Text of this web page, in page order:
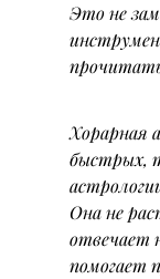
Это не
Хорарная
быстрых,
Она не
отвечает
помогает